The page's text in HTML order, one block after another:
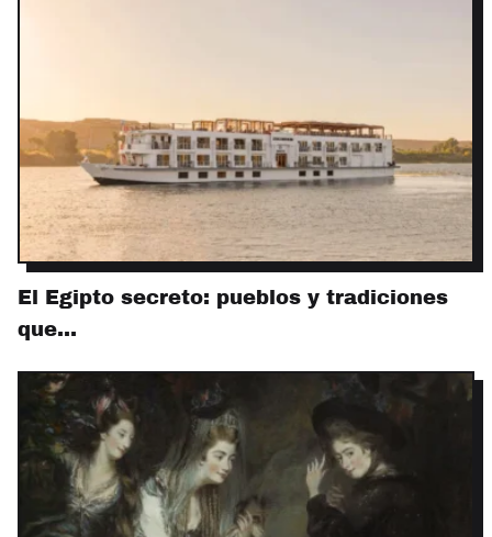
El Egipto secreto: pueblos y tradiciones
que…